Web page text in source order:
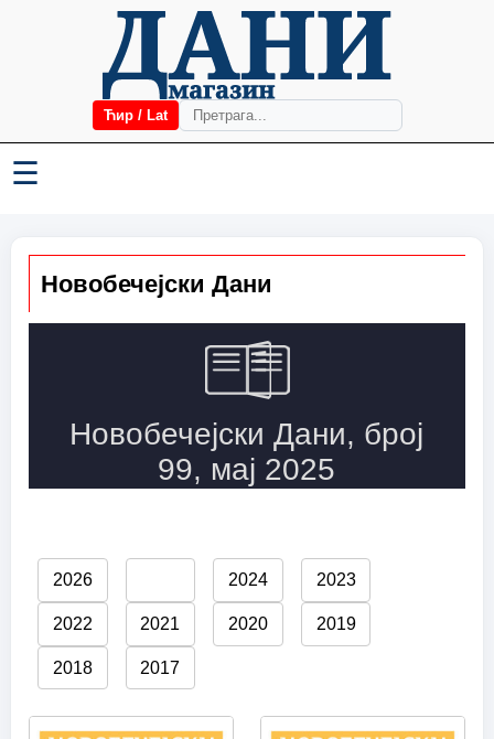
Ћир / Lat
☰
Новобечејски Дани
2026 2024 2023
2022 2021 2020 2019
2018 2017